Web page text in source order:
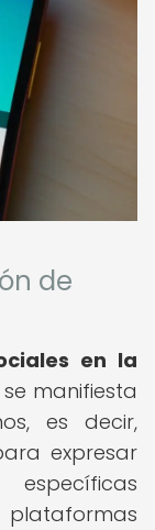
de
en la
se manifiesta
es decir,
expresar